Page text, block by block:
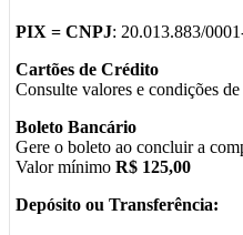
PIX = CNPJ: 20.013.883/
Cartões de Crédito
Consulte valores e condições
Boleto Bancário
Gere o boleto ao concluir a
Valor mínimo R$ 125,00
Depósito ou Transferência: